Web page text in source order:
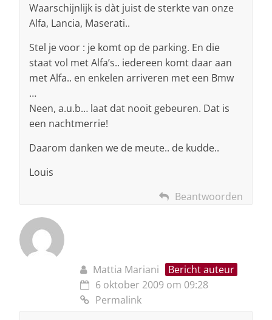
Waarschijnlijk is dàt juist de sterkte van onze
Alfa, Lancia, Maserati..
Stel je voor : je komt op de parking. En die
staat vol met Alfa’s.. iedereen komt daar aan
met Alfa.. en enkelen arriveren met een Bmw
…
Neen, a.u.b… laat dat nooit gebeuren. Dat is
een nachtmerrie!
Daarom danken we de meute.. de kudde..
Louis
Beantwoorden
Mattia Mariani
Bericht auteur
6 oktober 2009 om 09:28
Permalink